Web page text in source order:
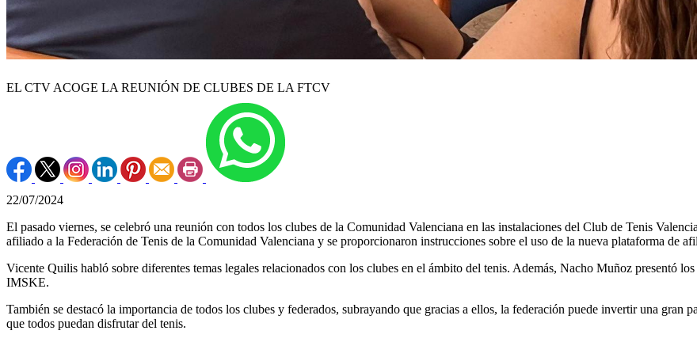
EL CTV ACOGE LA REUNIÓN DE CLUBES DE LA FTCV
22/07/2024
El pasado viernes, se celebró una reunión con todos los clubes de la Comunidad Valenciana en las instalaciones del Club de Tenis
afiliado a la Federación de Tenis de la Comunidad Valenciana y se proporcionaron instrucciones sobre el uso de la nueva plataforma de
Vicente Quilis habló sobre diferentes temas legales relacionados con los clubes en el ámbito del tenis. Además, Nacho Muñoz presentó
IMSKE.
También se destacó la importancia de todos los clubes y federados, subrayando que gracias a ellos, la federación puede invertir una gran
que todos puedan disfrutar del tenis.